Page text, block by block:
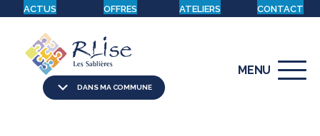
ACTUS OFFRES ATELIERS CONTACT
DANS MA COMMUNE
MENU